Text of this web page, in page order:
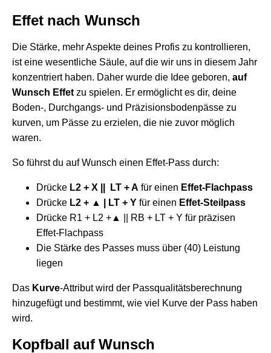
Effet nach Wunsch
Die Stärke, mehr Aspekte deines Profis zu kontrollieren,
ist eine wesentliche Säule, auf die wir uns in diesem Jahr
konzentriert haben. Daher wurde die Idee geboren, auf
Wunsch Effet zu spielen. Er ermöglicht es dir, deine
Boden-, Durchgangs- und Präzisionsbodenpässe zu
kurven, um Pässe zu erzielen, die nie zuvor möglich
waren.
So führst du auf Wunsch einen Effet-Pass durch:
Drücke L2 + X || LT + A für einen Effet-Flachpass
Drücke L2 + ▲ | LT + Y für einen Effet-Steilpass
Drücke R1 + L2 +▲ || RB + LT + Y für präzisen
Effet-Flachpass
Die Stärke des Passes muss über (40) Leistung
liegen
Das Kurve-Attribut wird der Passqualitätsberechnung
hinzugefügt und bestimmt, wie viel Kurve der Pass haben
wird.
Kopfball auf Wunsch